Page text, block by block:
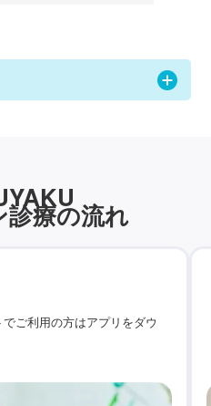
療の流れ
ご利用の方はアプリをダウ